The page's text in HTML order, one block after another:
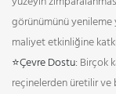
görünümünü
maliyet etkinliğine
⭐Çevre Dostu: Birçok
reçinelerden üretilir ve